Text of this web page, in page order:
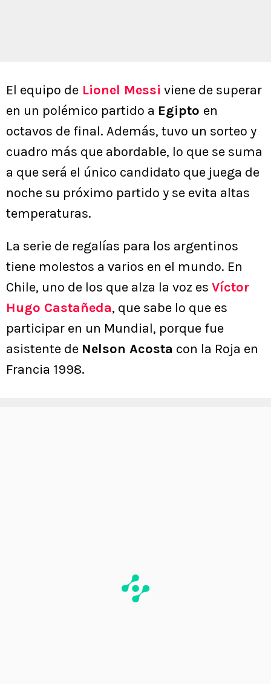
El equipo de Lionel Messi viene de superar
en un polémico partido a Egipto en
octavos de final. Además, tuvo un sorteo y
cuadro más que abordable, lo que se suma
a que será el único candidato que juega de
noche su próximo partido y se evita altas
temperaturas.
La serie de regalías para los argentinos
tiene molestos a varios en el mundo. En
Chile, uno de los que alza la voz es Víctor
Hugo Castañeda, que sabe lo que es
participar en un Mundial, porque fue
asistente de Nelson Acosta con la Roja en
Francia 1998.